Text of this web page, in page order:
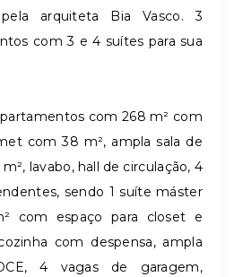
arquiteta Bia Vasco. 3
com 3 e 4 suítes para sua
com 268 m² com
com 38 m², ampla sala de
lavabo, hall de circulação, 4
sendo 1 suíte máster
com espaço para closet e
com despensa, ampla
4 vagas de garagem,